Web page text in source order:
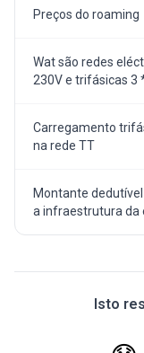
Preços do roaming
Wat são redes
230V e trifásicas 3
Carregamento
na rede TT
Montante
a infraestrutura da
Isto